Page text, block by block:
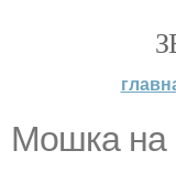
Мошка на